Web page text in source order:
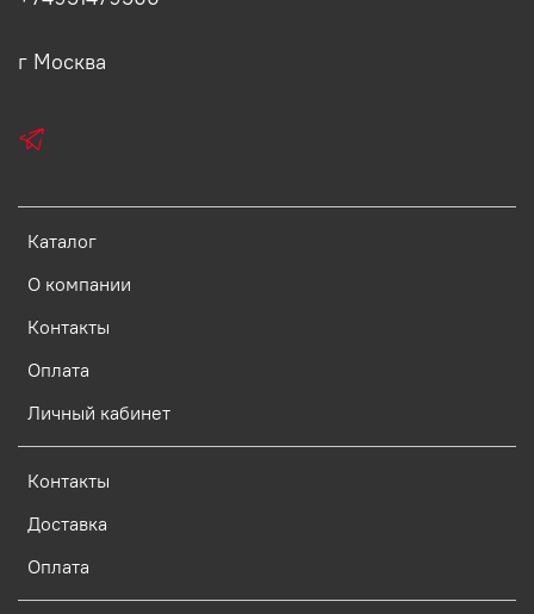
Каталог
О компании
Контакты
Оплата
Личный кабинет
Контакты
Доставка
Оплата
г Москва